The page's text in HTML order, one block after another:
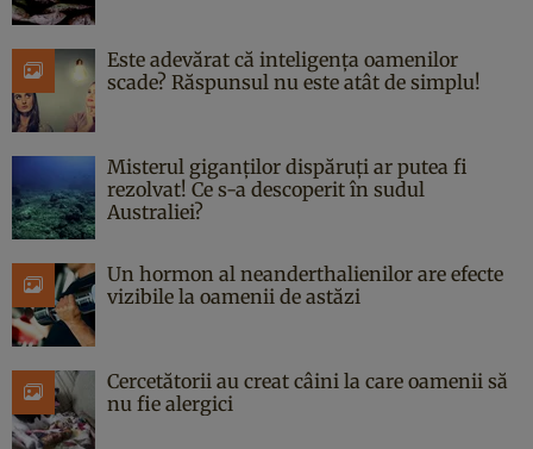
Este adevărat că inteligența oamenilor
scade? Răspunsul nu este atât de simplu!
Misterul giganților dispăruți ar putea fi
rezolvat! Ce s-a descoperit în sudul
Australiei?
Un hormon al neanderthalienilor are efecte
vizibile la oamenii de astăzi
Cercetătorii au creat câini la care oamenii să
nu fie alergici